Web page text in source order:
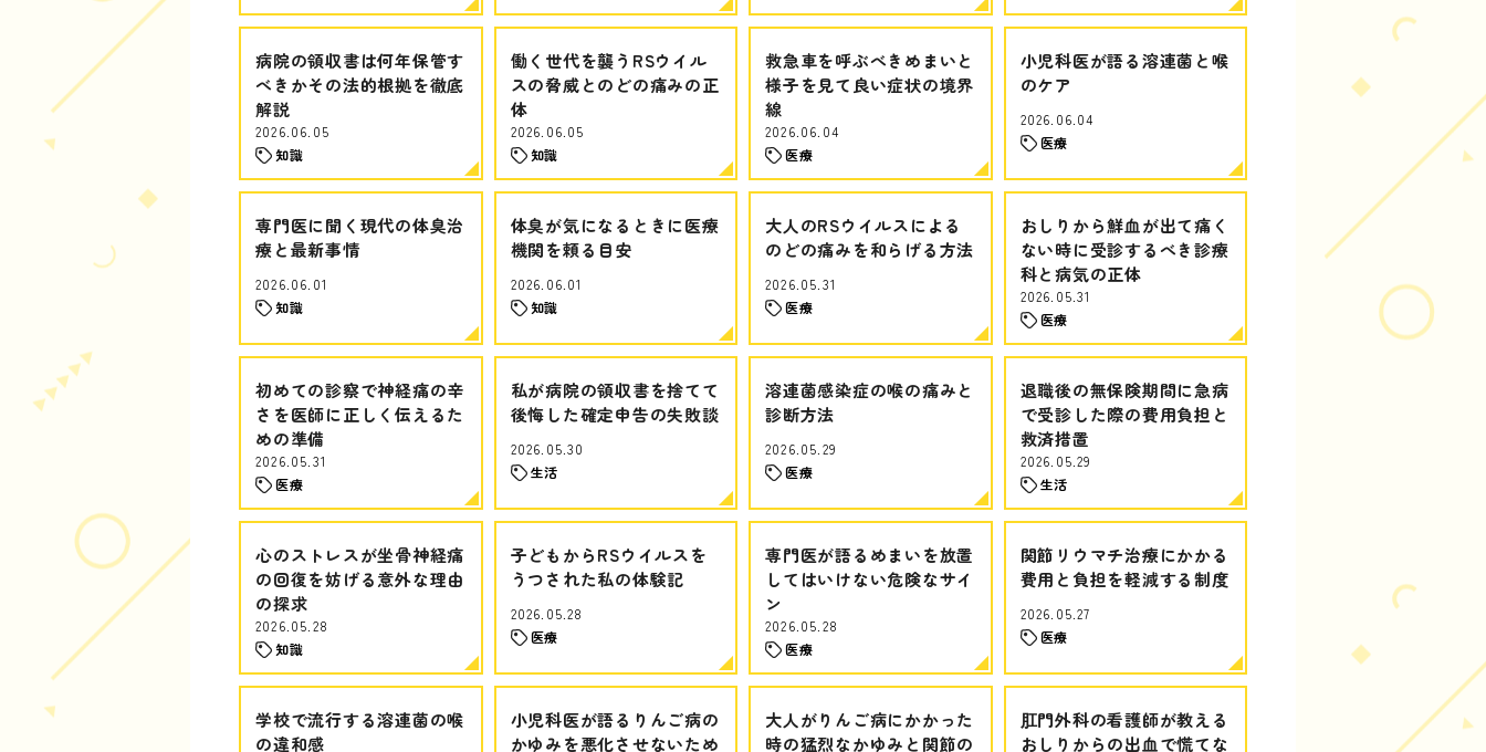
病院の領収書は何年保管す
べきかその法的根拠を徹底
解説
2026.06.05
知識
働く世代を襲うRSウイル
スの脅威とのどの痛みの正
体
2026.06.05
知識
救急車を呼ぶべきめまいと
様子を見て良い症状の境界
線
2026.06.04
医療
小児科医が語る溶連菌と喉
のケア
2026.06.04
医療
専門医に聞く現代の体臭治
療と最新事情
2026.06.01
知識
体臭が気になるときに医療
機関を頼る目安
2026.06.01
知識
大人のRSウイルスによる
のどの痛みを和らげる方法
2026.05.31
医療
おしりから鮮血が出て痛く
ない時に受診するべき診療
科と病気の正体
2026.05.31
医療
初めての診察で神経痛の辛
さを医師に正しく伝えるた
めの準備
2026.05.31
医療
私が病院の領収書を捨てて
後悔した確定申告の失敗談
2026.05.30
生活
溶連菌感染症の喉の痛みと
診断方法
2026.05.29
医療
退職後の無保険期間に急病
で受診した際の費用負担と
救済措置
2026.05.29
生活
心のストレスが坐骨神経痛
の回復を妨げる意外な理由
の探求
2026.05.28
知識
子どもからRSウイルスを
うつされた私の体験記
2026.05.28
医療
専門医が語るめまいを放置
してはいけない危険なサイ
ン
2026.05.28
医療
関節リウマチ治療にかかる
費用と負担を軽減する制度
2026.05.27
医療
学校で流行する溶連菌の喉
の違和感
小児科医が語るりんご病の
かゆみを悪化させないため
大人がりんご病にかかった
時の猛烈なかゆみと関節の
肛門外科の看護師が教える
おしりからの出血で慌てな